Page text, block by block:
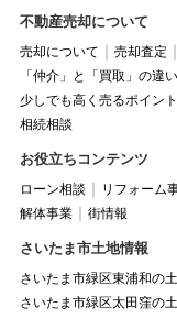
不動産売却について
売却について 売却査定
「仲介」と「買取」の違い
少しでも高く売るポイント
相続相談
お役立ちコンテンツ
ローン相談 リフォーム
解体事業
街情報
さいたま市土地情報
さいたま市緑区東浦和の
さいたま市緑区太田窪の